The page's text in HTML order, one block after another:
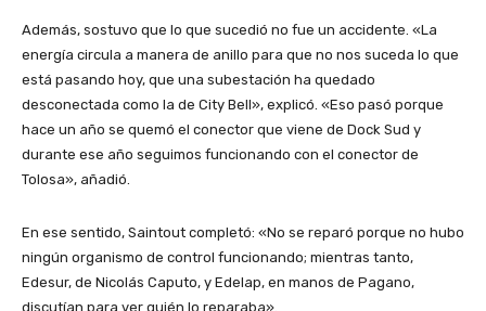
Además, sostuvo que lo que sucedió no fue un accidente. «La
energía circula a manera de anillo para que no nos suceda lo que
está pasando hoy, que una subestación ha quedado
desconectada como la de City Bell», explicó. «Eso pasó porque
hace un año se quemó el conector que viene de Dock Sud y
durante ese año seguimos funcionando con el conector de
Tolosa», añadió.
En ese sentido, Saintout completó: «No se reparó porque no hubo
ningún organismo de control funcionando; mientras tanto,
Edesur, de Nicolás Caputo, y Edelap, en manos de Pagano,
discutían para ver quién lo reparaba».